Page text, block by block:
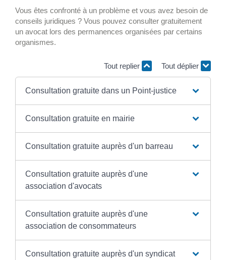
Vous êtes confronté à un problème et vous avez besoin de
conseils juridiques ? Vous pouvez consulter gratuitement
un avocat lors des permanences organisées par certains
organismes.
Tout replier Tout déplier
Consultation gratuite dans un Point-justice
Consultation gratuite en mairie
Consultation gratuite auprès d'un barreau
Consultation gratuite auprès d'une
association d'avocats
Consultation gratuite auprès d'une
association de consommateurs
Consultation gratuite auprès d'un syndicat